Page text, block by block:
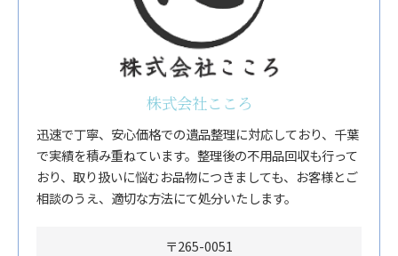
株式会社こころ
迅速で丁寧、安心価格での遺品整理に対応しており、千葉
で実績を積み重ねています。整理後の不用品回収も行って
おり、取り扱いに悩むお品物につきましても、お客様とご
相談のうえ、適切な方法にて処分いたします。
〒265-0051